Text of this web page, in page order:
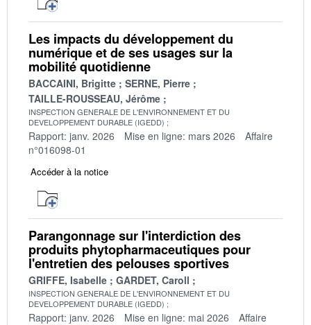
Les impacts du développement du
numérique et de ses usages sur la
mobilité quotidienne
BACCAINI, Brigitte
SERNE, Pierre
TAILLE-ROUSSEAU, Jérôme
INSPECTION GENERALE DE L'ENVIRONNEMENT ET DU
DEVELOPPEMENT DURABLE (IGEDD)
Rapport: janv. 2026 Mise en ligne: mars 2026
Affaire
n°016098-01
Accéder à la notice
Parangonnage sur l'interdiction des
produits phytopharmaceutiques pour
l'entretien des pelouses sportives
GRIFFE, Isabelle GARDET, Caroll
INSPECTION GENERALE DE L'ENVIRONNEMENT ET DU
DEVELOPPEMENT DURABLE (IGEDD)
Rapport: janv. 2026 Mise en ligne: mai 2026
Affaire